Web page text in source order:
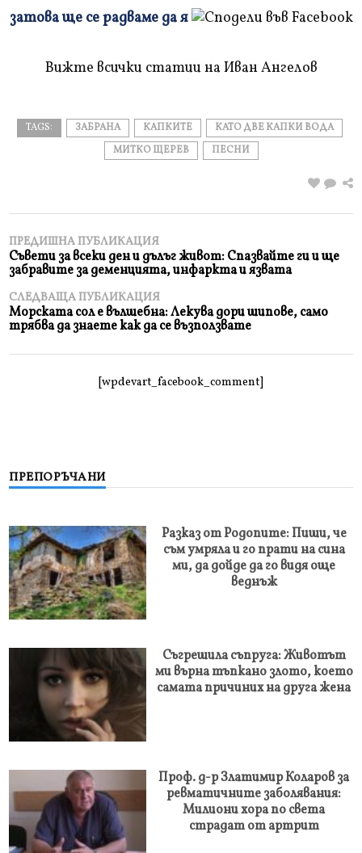
и
затова ще се радваме да я
Вижте всички статии на Иван Ангелов
TAGS: ЗАБРАНА КАПКИТЕ
КАТО ДВЕ КАПКИ ВОДА
МИТКО ЩЕРЕВ
ПЕСНИ
ПРЕДИШНА ПУБЛИКАЦИЯ
Съвети за всеки ден и дълъг живот: Спазвайте ги и ще
забравите за деменцията, инфаркта и язвата
СЛЕДВАЩА ПУБЛИКАЦИЯ
Морската сол е вълшебна: Лекува дори шипове, само
трябва да знаете как да се възползвате
[wpdevart_facebook_comment]
ПРЕПОРЪЧАНИ
Разказ от Родопите: Пиши, че
съм умряла и го прати на сина
ми, да дойде да го видя още
веднъж
Съгрешила съпруга: Животът
ми върна тъпкано злото, което
самата причиних на друга жена
Проф. д-р Златимир Коларов за
ревматичните заболявания:
Милиони хора по света
страдат от артрит